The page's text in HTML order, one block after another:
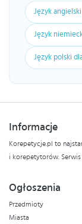
Język angielski
Język
Język polski
Informacje
Korepetycje.pl to
i korepetytorów.
Ogłoszenia
Przedmioty
Miasta